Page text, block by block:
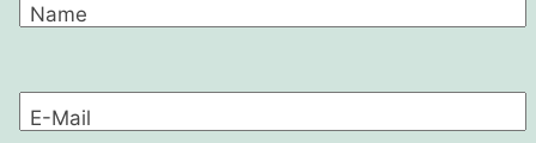
Name
E-Mail